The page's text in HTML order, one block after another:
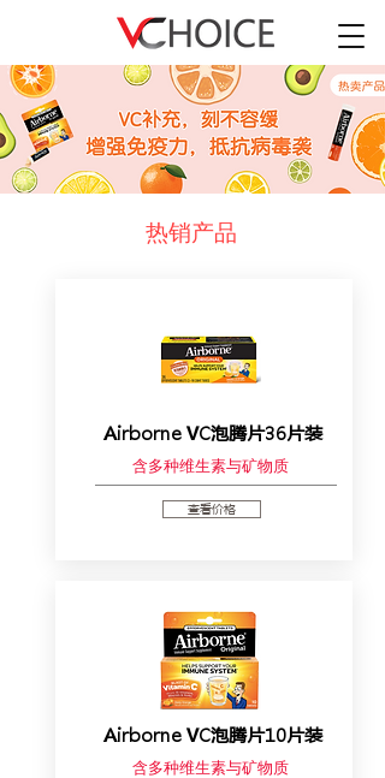
热销产品
Airborne VC泡腾片36片装
含多种维生素与矿物质
查看价格
Airborne VC泡腾片10片装
含多种维生素与矿物质